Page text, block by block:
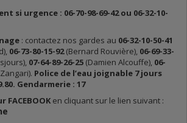
si urgence : 06-70-98-69-42 ou 06-32-10-
: contactez nos gardes au 06-32-10-50-41
06-73-80-15-92(Bernard Rouvière), 06-69-33-
07-64-89-26-25 (Damien Alcouffe), 06-
Police de l’eau joignable 7 jours
Gendarmerie : 17
FACEBOOK en cliquant sur le lien suivant :